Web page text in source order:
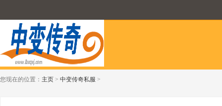
您现在的位置： 主页 > 中变传奇私服 >